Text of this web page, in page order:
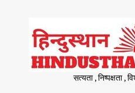
content
सत्यता , निष्पक्षता ,